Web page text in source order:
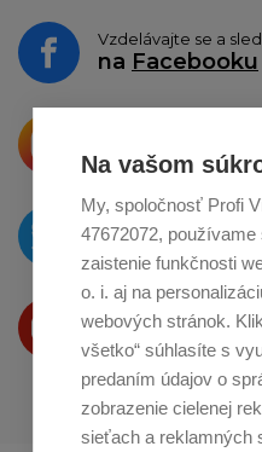
Na vašom
My, spoločnosť Profi
47672072,
zaistenie funkčnosti
o. i. aj na
webových stránok.
všetko“ súhlasíte s
predaním údajov o
zobrazenie cielenej
sieťach a reklamných
Vzdelávajte se a
na Facebooku
o zdieľanie na
O novinkách píšeme
naTwitteri
Produkty Vám
na Youtube